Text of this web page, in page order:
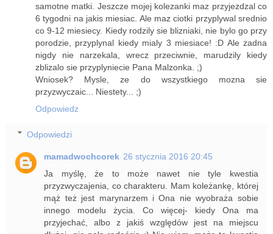
samotne matki. Jeszcze mojej kolezanki maz przyjezdzal co
6 tygodni na jakis miesiac. Ale maz ciotki przyplywal srednio
co 9-12 miesiecy. Kiedy rodzily sie blizniaki, nie bylo go przy
porodzie, przyplynal kiedy mialy 3 miesiace! :D Ale zadna
nigdy nie narzekala, wrecz przeciwnie, marudzily kiedy
zblizalo sie przyplyniecie Pana Malzonka. ;)
Wniosek? Mysle, ze do wszystkiego mozna sie
przyzwyczaic... Niestety... ;)
Odpowiedz
Odpowiedzi
mamadwochcorek 26 stycznia 2016 20:45
Ja myślę, że to może nawet nie tyle kwestia
przyzwyczajenia, co charakteru. Mam koleżankę, której
mąż też jest marynarzem i Ona nie wyobraża sobie
innego modelu życia. Co więcej- kiedy Ona ma
przyjechać, albo z jakiś względów jest na miejscu